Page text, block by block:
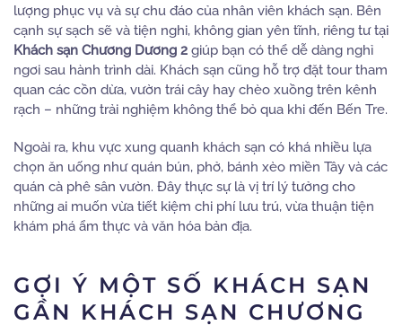
lượng phục vụ và sự chu đáo của nhân viên khách sạn. Bên
cạnh sự sạch sẽ và tiện nghi, không gian yên tĩnh, riêng tư tại
Khách sạn Chương Dương 2 giúp bạn có thể dễ dàng nghỉ
ngơi sau hành trình dài. Khách sạn cũng hỗ trợ đặt tour tham
quan các cồn dừa, vườn trái cây hay chèo xuồng trên kênh
rạch – những trải nghiệm không thể bỏ qua khi đến Bến Tre.
Ngoài ra, khu vực xung quanh khách sạn có khá nhiều lựa
chọn ăn uống như quán bún, phở, bánh xèo miền Tây và các
quán cà phê sân vườn. Đây thực sự là vị trí lý tưởng cho
những ai muốn vừa tiết kiệm chi phí lưu trú, vừa thuận tiện
khám phá ẩm thực và văn hóa bản địa.
GỢI Ý MỘT SỐ KHÁCH SẠN
GẦN KHÁCH SẠN CHƯƠNG